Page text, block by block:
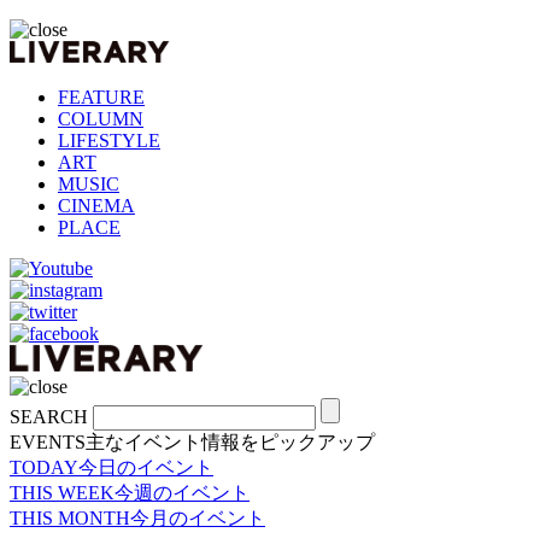
FEATURE
COLUMN
LIFESTYLE
ART
MUSIC
CINEMA
PLACE
SEARCH
EVENTS主なイベント情報をピックアップ
TODAY今日のイベント
THIS WEEK今週のイベント
THIS MONTH今月のイベント